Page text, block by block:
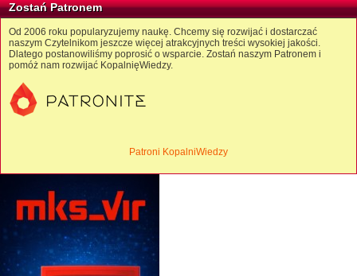
Zostań Patronem
Od 2006 roku popularyzujemy naukę. Chcemy się rozwijać i dostarczać
naszym Czytelnikom jeszcze więcej atrakcyjnych treści wysokiej jakości.
Dlatego postanowiliśmy poprosić o wsparcie. Zostań naszym Patronem i
pomóż nam rozwijać KopalnięWiedzy.
Patroni KopalniWiedzy